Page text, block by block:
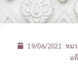
19/06/2021 หม
แ